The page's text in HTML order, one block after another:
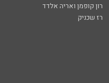
רון קופמן ואריה אלדד
רז שכניק